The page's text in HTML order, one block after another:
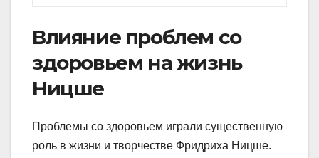
Влияние проблем со
здоровьем на жизнь
Ницше
Проблемы со здоровьем играли существенную
роль в жизни и творчестве Фридриха Ницше.